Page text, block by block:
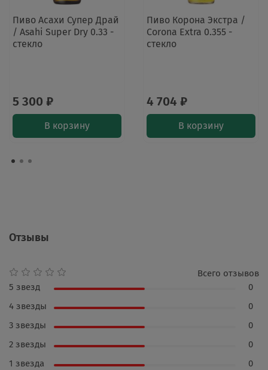
Пиво Асахи Супер Драй
/ Asahi Super Dry 0.33 -
стекло
5 300 ₽
В корзину
Пиво Корона Экстра /
Corona Extra 0.355 -
стекло
4 704 ₽
В корзину
Отзывы
Всего отзывов
5 звезд
0
4 звезды
0
3 звезды
0
2 звезды
0
1 звезда
0